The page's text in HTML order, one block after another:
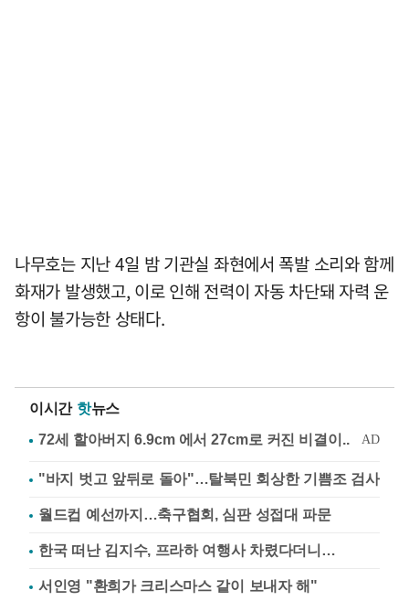
나무호는 지난 4일 밤 기관실 좌현에서 폭발 소리와 함께
화재가 발생했고, 이로 인해 전력이 자동 차단돼 자력 운
항이 불가능한 상태다.
이시간 핫뉴스
"바지 벗고 앞뒤로 돌아"…탈북민 회상한 기쁨조 검사
월드컵 예선까지…축구협회, 심판 성접대 파문
한국 떠난 김지수, 프라하 여행사 차렸다더니…
서인영 "환희가 크리스마스 같이 보내자 해"